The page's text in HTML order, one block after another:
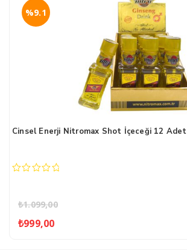
Cinsel Enerji Nitromax Shot İçeceği 12 Adet
₺1.099,00
Orijinal
fiyat:
₺999,00Şu
andaki
%9.1